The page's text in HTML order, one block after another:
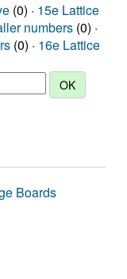
(0) · 15e Lattice
numbers (0) ·
(0) · 16e Lattice
Boards